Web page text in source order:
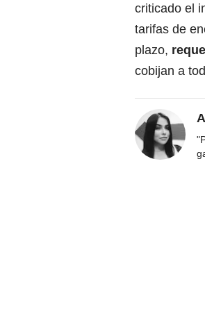
criticado el
tarifas de
plazo,
cobijan a